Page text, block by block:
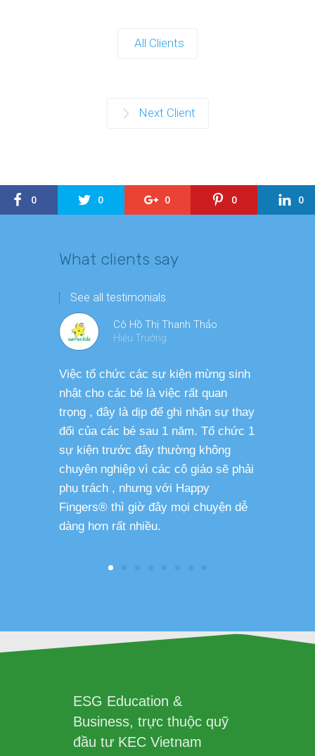
All Clients
Next Client
0 0 0 0 0
What clients say
See all testimonials
Cô Hồ Thị Thanh Thảo
Hiệu Trưởng
Việc tổ chức các sự kiện mừng sinh
nhật cho các bé là việc rất quan
trọng , đây là dịp để ghi nhận sự thay
đổi của các bé sau 1 năm. Tổ chức 1
sự kiện trước đây thường không
chuyên nghiệp vì các cô giáo sẽ phải
phụ trách , nhưng với Happy
Fingers® thì giờ đây mọi chuyện dễ
dàng hơn rất nhiều.
ESG Education &
Business, trực thuộc quỹ
đầu tư KEC Vietnam